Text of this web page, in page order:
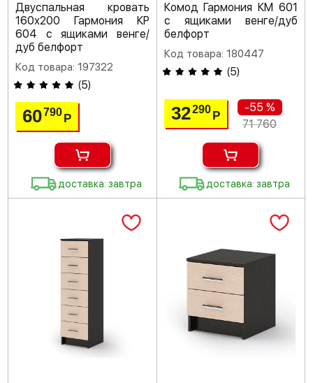
Двуспальная кровать
160х200 Гармония КР
604 с ящиками венге/
дуб белфорт
Код товара: 197322
(5)
60790Р
доставка: завтра
Комод Гармония КМ 601
с ящиками венге/дуб
белфорт
Код товара: 180447
(5)
32290 Р
-55 %
71 760
доставка: завтра